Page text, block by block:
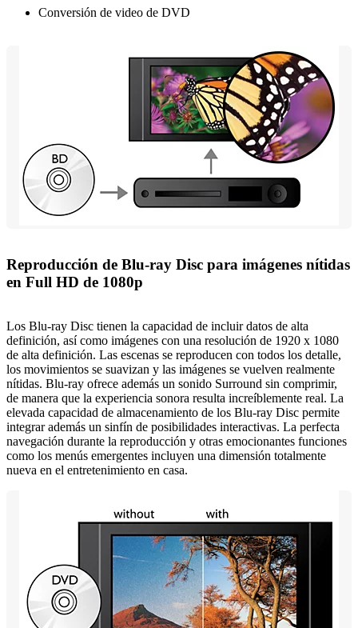
Conversión de video de DVD
Reproducción de Blu-ray Disc para imágenes nítidas
en Full HD de 1080p
Los Blu-ray Disc tienen la capacidad de incluir datos de alta
definición, así como imágenes con una resolución de 1920 x 1080
de alta definición. Las escenas se reproducen con todos los detalle,
los movimientos se suavizan y las imágenes se vuelven realmente
nítidas. Blu-ray ofrece además un sonido Surround sin comprimir,
de manera que la experiencia sonora resulta increíblemente real. La
elevada capacidad de almacenamiento de los Blu-ray Disc permite
integrar además un sinfín de posibilidades interactivas. La perfecta
navegación durante la reproducción y otras emocionantes funciones
como los menús emergentes incluyen una dimensión totalmente
nueva en el entretenimiento en casa.